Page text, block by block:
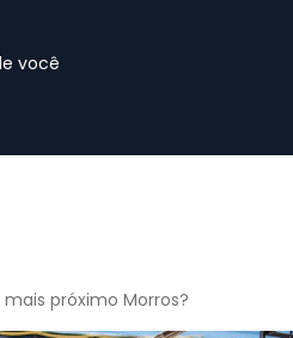
você
próximo Morros?